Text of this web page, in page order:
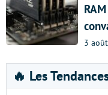
3
🔥 Les